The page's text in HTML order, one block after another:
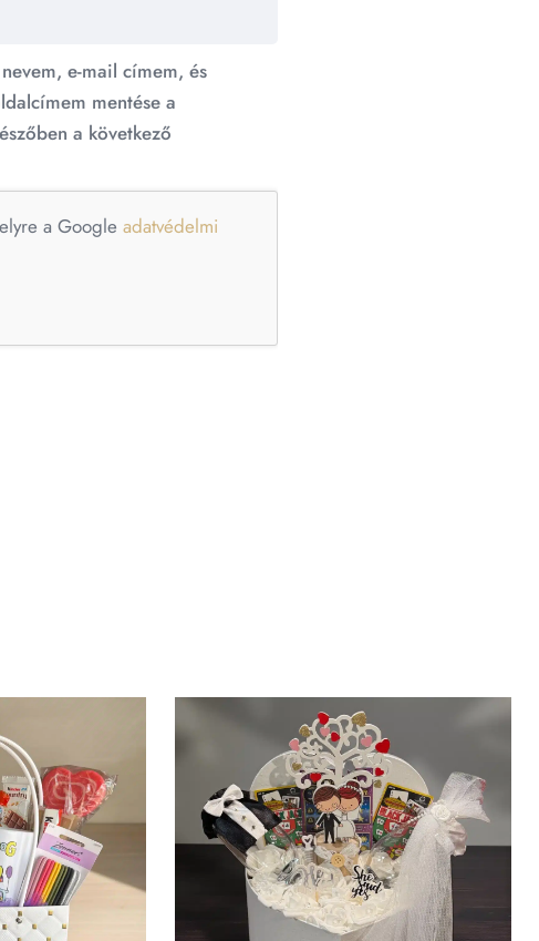
e-mail címem, és
mentése a
a következő
a Google adatvédelmi